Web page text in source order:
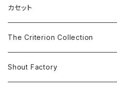
SF
ドラマ/ロマンス
アクション/クライム
Rock & Pop
The Smiths
Iron and Wine
Classical
Electronic & Ambient
カセット
The Criterion Collection
Shout Factory